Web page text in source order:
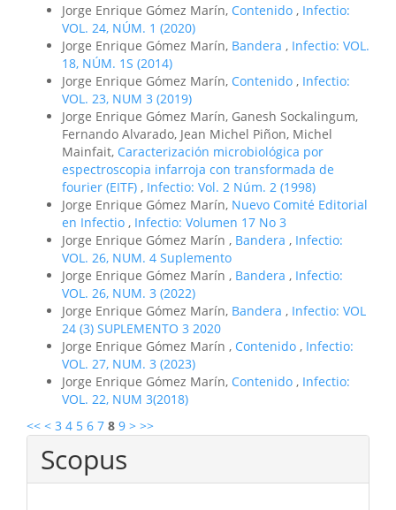
Jorge Enrique Gómez Marín, Contenido , Infectio:
VOL. 24, NÚM. 1 (2020)
Jorge Enrique Gómez Marín, Bandera , Infectio: VOL.
18, NÚM. 1S (2014)
Jorge Enrique Gómez Marín, Contenido , Infectio:
VOL. 23, NUM 3 (2019)
Jorge Enrique Gómez Marín, Ganesh Sockalingum,
Fernando Alvarado, Jean Michel Piñon, Michel
Mainfait, Caracterización microbiológica por
espectroscopia infarroja con transformada de
fourier (EITF) , Infectio: Vol. 2 Núm. 2 (1998)
Jorge Enrique Gómez Marín, Nuevo Comité Editorial
en Infectio , Infectio: Volumen 17 No 3
Jorge Enrique Gómez Marín , Bandera , Infectio:
VOL. 26, NUM. 4 Suplemento
Jorge Enrique Gómez Marín , Bandera , Infectio:
VOL. 26, NUM. 3 (2022)
Jorge Enrique Gómez Marín, Bandera , Infectio: VOL
24 (3) SUPLEMENTO 3 2020
Jorge Enrique Gómez Marín , Contenido , Infectio:
VOL. 27, NUM. 3 (2023)
Jorge Enrique Gómez Marín, Contenido , Infectio:
VOL. 22, NUM 3(2018)
<< < 3 4 5 6 7 8 9 > >>
Scopus